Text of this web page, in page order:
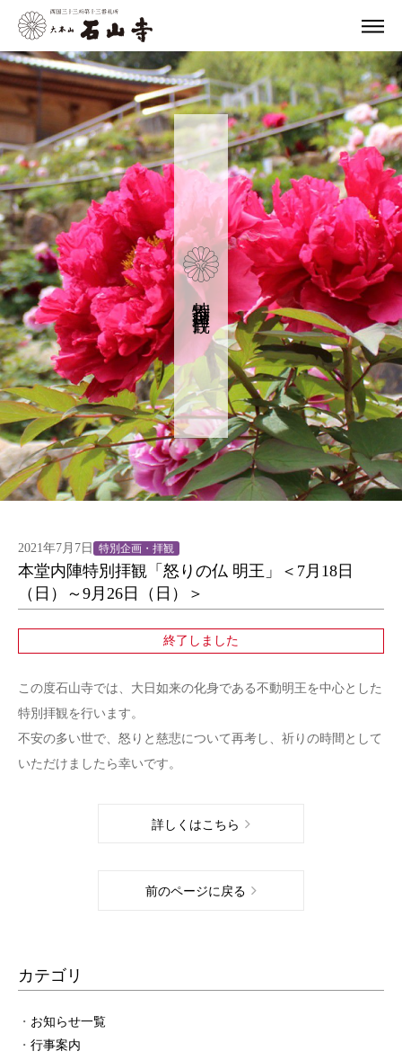
特別企画・拝観
2021年7月7日 特別企画・拝観
本堂内陣特別拝観「怒りの仏 明王」＜7月18日
（日）～9月26日（日）＞
終了しました
この度石山寺では、大日如来の化身である不動明王を中心とした
特別拝観を行います。
不安の多い世で、怒りと慈悲について再考し、祈りの時間として
いただけましたら幸いです。
詳しくはこちら
前のページに戻る
カテゴリ
お知らせ一覧
行事案内